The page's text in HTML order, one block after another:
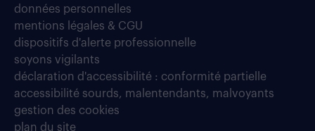
données personnelles
mentions légales & CGU
dispositifs d'alerte professionnelle
soyons vigilants
déclaration d'accessibilité : conformité partielle
accessibilité sourds, malentendants, malvoyants
gestion des cookies
plan du site